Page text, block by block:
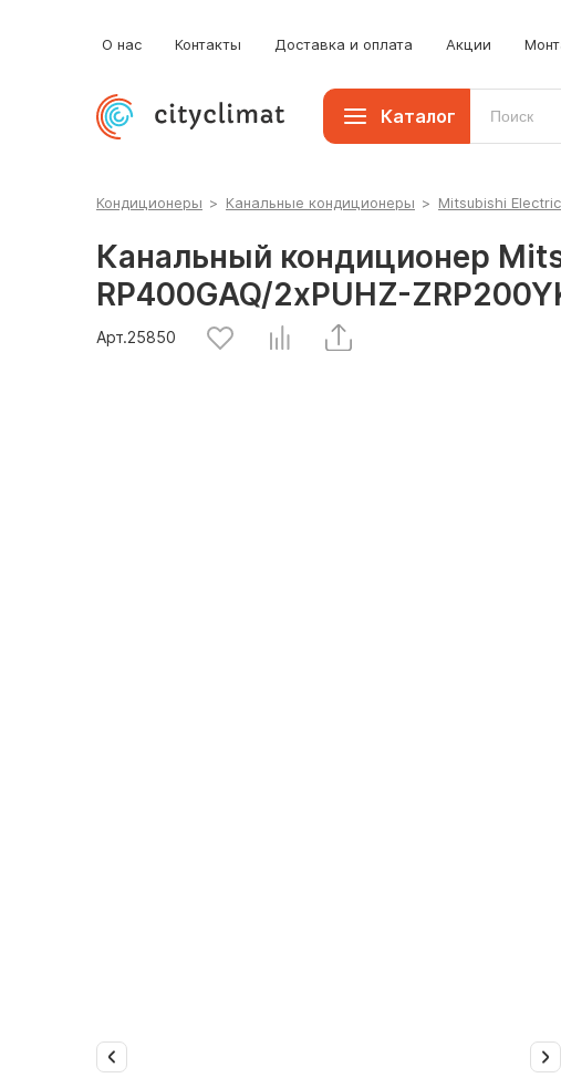
О нас Контакты Доставка и оплата Акции
Каталог
Кондиционеры > Канальные кондиционеры > Mitsubishi Electric
Канальный кондиционер
RP400GAQ/2xPUHZ-
Арт.25850